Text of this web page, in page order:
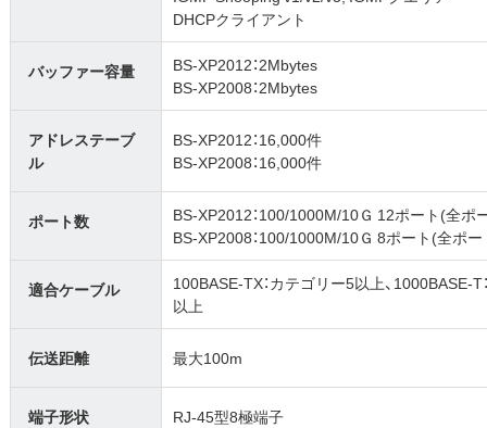
DHCPクライアント
バッファー容量
BS-XP2012：2Mbytes
BS-XP2008：2Mbytes
アドレステーブ
ル
BS-XP2012：16,000件
BS-XP2008：16,000件
ポート数
BS-XP2012：100/1000M/10Ｇ 12ポート(全
BS-XP2008：100/1000M/10Ｇ 8ポート(全ポ
適合ケーブル
100BASE-TX：カテゴリー5以上、1000BASE-
以上
伝送距離 最大100m
端子形状 RJ-45型8極端子